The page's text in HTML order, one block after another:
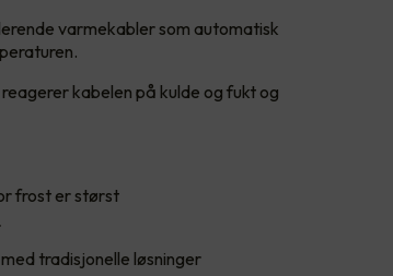
varmekabler som automatisk
kabelen på kulde og fukt og
frost er størst
tradisjonelle løsninger